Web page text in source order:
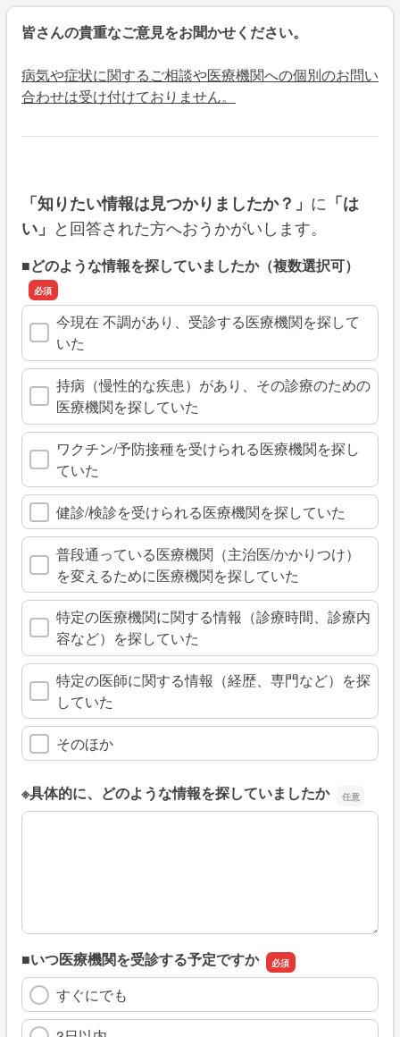
皆さんの貴重なご意見をお聞かせください。
病気や症状に関するご相談や医療機関への個別のお問い
合わせは受け付けておりません。
「知りたい情報は見つかりましたか？」 に 「は
い」 と回答された方へおうかがいします。
■どのような情報を探していましたか（複数選択可）
今現在 不調があり、受診する医療機関を探して
いた
持病（慢性的な疾患）があり、その診療のための
医療機関を探していた
ワクチン/予防接種を受けられる医療機関を探し
ていた
健診/検診を受けられる医療機関を探していた
普段通っている医療機関（主治医/かかりつけ）
を変えるために医療機関を探していた
特定の医療機関に関する情報（診療時間、診療内
容など）を探していた
特定の医師に関する情報（経歴、専門など）を探
していた
そのほか
※具体的に、どのような情報を探していましたか
※具体的に、どのような情報を探していましたか
■いつ医療機関を受診する予定ですか
すぐにでも